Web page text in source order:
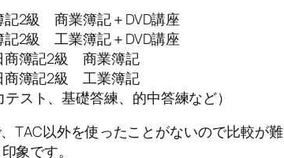
2級 商業簿記＋DVD講座
2級 工業簿記＋DVD講座
簿記2級 商業簿記
簿記2級 工業簿記
スト、基礎答練、的中答練など）
TAC以外を使ったことがないので比較が
象です。